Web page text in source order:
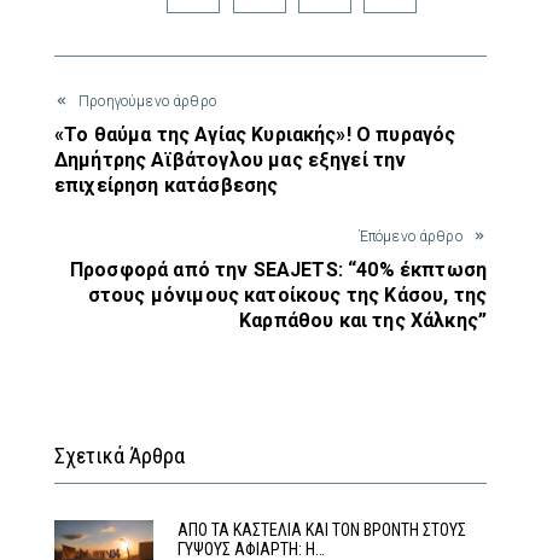
Προηγούμενο άρθρο
«Το θαύμα της Αγίας Κυριακής»! Ο πυραγός
Δημήτρης Αϊβάτογλου μας εξηγεί την
επιχείρηση κατάσβεσης
Έπόμενο άρθρο
Προσφορά από την SEAJETS: “40% έκπτωση
στους μόνιμους κατοίκους της Κάσου, της
Καρπάθου και της Χάλκης”
Σχετικά Άρθρα
ΑΠΟ ΤΑ ΚΑΣΤΕΛΙΑ ΚΑΙ ΤΟΝ ΒΡΟΝΤΗ ΣΤΟΥΣ
ΓΥΨΟΥΣ ΑΦΙΑΡΤΗ: Η…